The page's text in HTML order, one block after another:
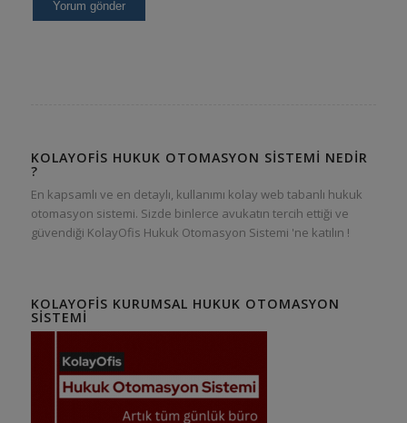
KOLAYOFIS HUKUK OTOMASYON SISTEMI NEDIR
?
En kapsamlı ve en detaylı, kullanımı kolay web tabanlı hukuk
otomasyon sistemi. Sizde binlerce avukatın tercih ettiği ve
güvendiği KolayOfis Hukuk Otomasyon Sistemi 'ne katılın !
KOLAYOFIS KURUMSAL HUKUK OTOMASYON
SISTEMI